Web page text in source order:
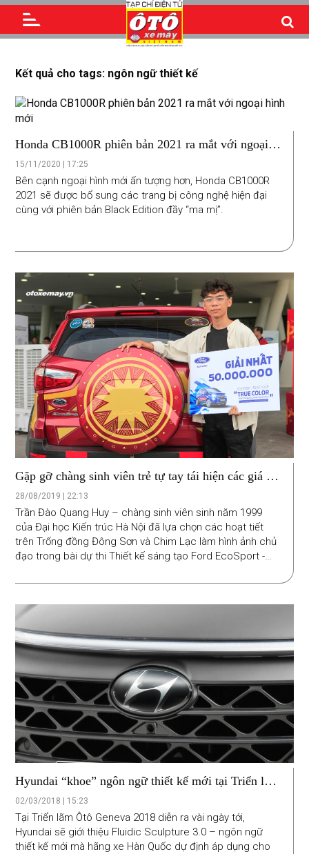
Kết quả cho tags: ngôn ngữ thiết kế
Honda CB1000R phiên bản 2021 ra mắt với ngoại
hình mới
15/11/2020 | 17:25
Bên cạnh ngoại hình mới ấn tượng hơn, Honda CB1000R
2021 sẽ được bổ sung các trang bị công nghệ hiện đại
cùng với phiên bản Black Edition đầy “ma mị”.
Gặp gỡ chàng sinh viên trẻ tự tay tái hiện các giá trị
truyền thống trên mẫu xe hiện đại
28/08/2019 | 22:13
Trần Đào Quang Huy – chàng sinh viên sinh năm 1999
của Đại học Kiến trúc Hà Nội đã lựa chọn các hoạt tiết
trên Trống đồng Đông Sơn và Chim Lạc làm hình ảnh chủ
đạo trong bài dự thi Thiết kế sáng tạo Ford EcoSport -
cổ xưa này trên một chiếc xe hiện đại, thể thao và linh
thần dân tộc, những giá trị truyền thống đang dần bị lãng
quên mà còn bởi Huy thấy được những nét tương đồng
giữa chiếc xe Ford EcoSport và những hoạt tiết kia.
Hyundai “khoe” ngôn ngữ thiết kế mới tại Triển lãm
Ôtô Geneva
02/03/2018 | 15:23
Tại Triển lãm Ôtô Geneva 2018 diễn ra vài ngày tới,
Hyundai sẽ giới thiệu Fluidic Sculpture 3.0 – ngôn ngữ
thiết kế mới mà hãng xe Hàn Quốc dự định áp dụng cho